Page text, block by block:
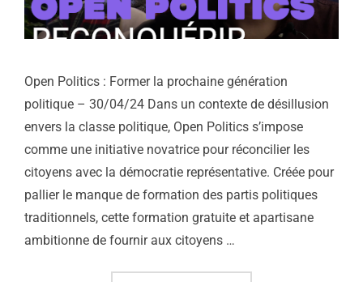
Open Politics : Former la prochaine génération
politique – 30/04/24 Dans un contexte de désillusion
envers la classe politique, Open Politics s’impose
comme une initiative novatrice pour réconcilier les
citoyens avec la démocratie représentative. Créée pour
pallier le manque de formation des partis politiques
traditionnels, cette formation gratuite et apartisane
ambitionne de fournir aux citoyens …